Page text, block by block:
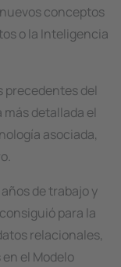
conceptos
o la Inteligencia
precedentes del
más detallada el
asociada,
de trabajo y
para la
relacionales,
el Modelo